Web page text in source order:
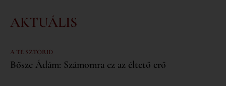
AKTUÁLIS
A TE SZTORID
Bősze Ádám: Számomra ez az éltető erő